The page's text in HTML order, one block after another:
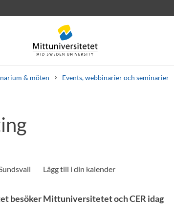
& möten Events, webbinarier och seminarier
Lediga jobb
besöker Mittuniversitetet och CER idag